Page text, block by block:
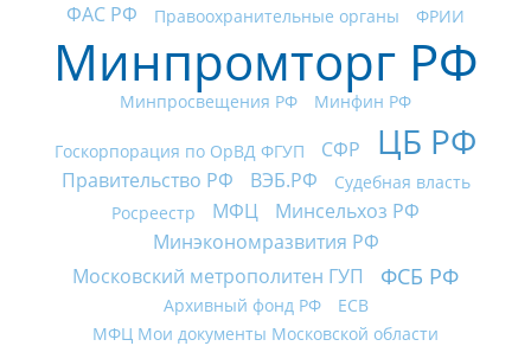
ФАС РФ
Правоохранительные органы ФРИИ
Минпромторг РФ
Минпросвещения РФ Минфин РФ
Госкорпорация по ОрВД ФГУП СФР ЦБ РФ
Правительство РФ ВЭБ.РФ
Судебная власть
Росреестр
МФЦ
Минсельхоз РФ
Минэкономразвития РФ
Московский метрополитен ГУП
ФСБ РФ
Архивный фонд РФ
ECB
МФЦ Мои документы Московской области